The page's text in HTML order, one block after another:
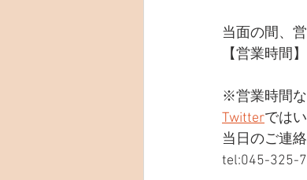
当面の間、
【営業時間
※営業時間な
Twitterでは
当日のご連
tel:045-325-